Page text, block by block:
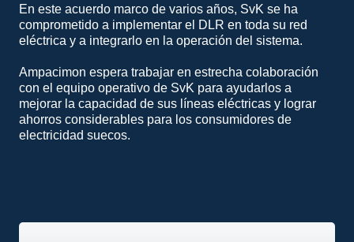
En este acuerdo marco de varios años, SvK se ha
comprometido a implementar el DLR en toda su red
eléctrica y a integrarlo en la operación del sistema.
Ampacimon espera trabajar en estrecha colaboración
con el equipo operativo de SvK para ayudarlos a
mejorar la capacidad de sus líneas eléctricas y lograr
ahorros considerables para los consumidores de
electricidad suecos.